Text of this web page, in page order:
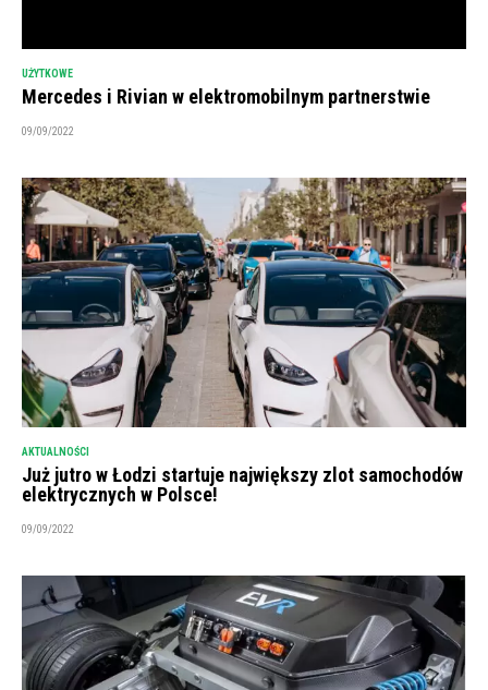
UŻYTKOWE
Mercedes i Rivian w elektromobilnym partnerstwie
09/09/2022
AKTUALNOŚCI
Już jutro w Łodzi startuje największy zlot samochodów
elektrycznych w Polsce!
09/09/2022